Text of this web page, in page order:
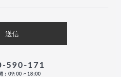
590-171
：09:00 ~ 18:00